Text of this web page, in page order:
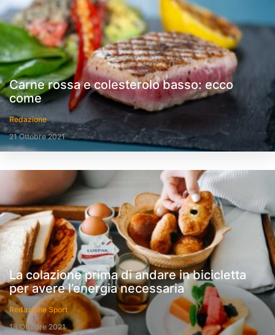
Carne rossa e colesterolo basso: ecco
come
Redazione
21 Ottobre 2021
La colazione prima di andare in bicicletta
per avere l’energia necessaria
Redazione Sport
18 Ottobre 2021